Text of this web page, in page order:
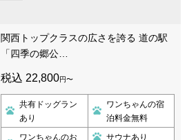
関西トップクラスの広さを誇る 道の駅
「四季の郷公…
税込 22,800円〜
共有ドッグラン
あり
ワンちゃんの宿
泊料金無料
ワンちゃんのお
サウナあり